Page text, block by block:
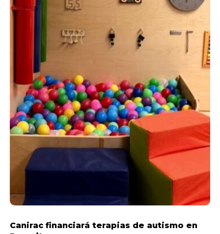
Canirac financiará terapias de autismo en